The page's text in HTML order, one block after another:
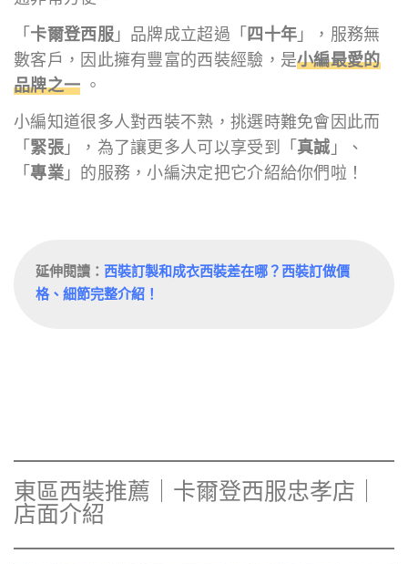
「 卡爾登西服」品牌成立超過「 四十年 」，服務無
數客戶，因此擁有豐富的西裝經驗，是小編最愛的
品牌之一 。
小編知道很多人對西裝不熟，挑選時難免會因此而
「 緊張」，為了讓更多人可以享受到「 真誠 」、
「 專業」的服務，小編決定把它介紹給你們啦！
延伸閱讀： 西裝訂製和成衣西裝差在哪？西裝訂做價
格、細節完整介紹！
東區西裝推薦｜卡爾登西服忠孝店｜
店面介紹